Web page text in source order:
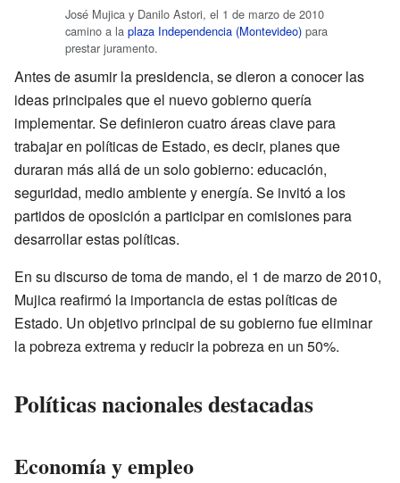
José Mujica y Danilo Astori, el 1 de marzo de 2010
camino a la plaza Independencia (Montevideo) para
prestar juramento.
Antes de asumir la presidencia, se dieron a conocer las
ideas principales que el nuevo gobierno quería
implementar. Se definieron cuatro áreas clave para
trabajar en políticas de Estado, es decir, planes que
duraran más allá de un solo gobierno: educación,
seguridad, medio ambiente y energía. Se invitó a los
partidos de oposición a participar en comisiones para
desarrollar estas políticas.
En su discurso de toma de mando, el 1 de marzo de 2010,
Mujica reafirmó la importancia de estas políticas de
Estado. Un objetivo principal de su gobierno fue eliminar
la pobreza extrema y reducir la pobreza en un 50%.
Políticas nacionales destacadas
Economía y empleo